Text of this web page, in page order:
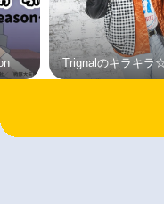
Trignalのキラキラ